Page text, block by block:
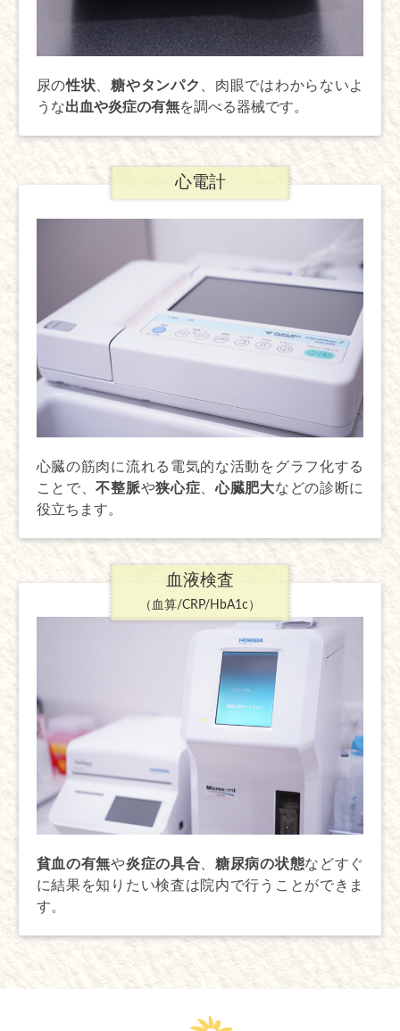
尿の性状、糖やタンパク 、肉眼ではわからないよ
うな出血や炎症の有無を調べる器械です。
心電計
心臓の筋肉に流れる電気的な活動をグラフ化する
ことで、不整脈や狭心症 、心臓肥大などの診断に
役立ちます。
血液検査
（血算/CRP/HbA1c）
貧血の有無や炎症の具合、糖尿病の状態などすぐ
に結果を知りたい検査は院内で行うことができま
す。